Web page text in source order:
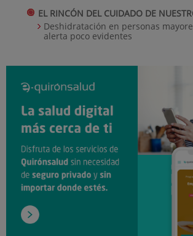
EL RINCÓN DEL CUIDADO DE
Deshidratación en personas
alerta poco evidentes